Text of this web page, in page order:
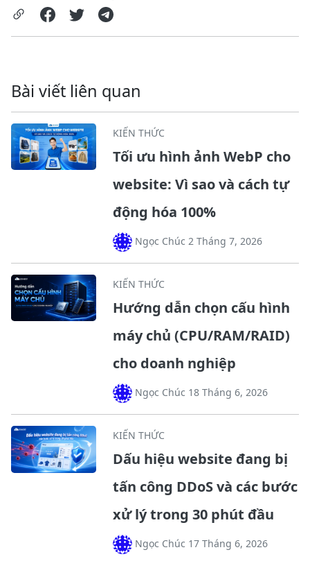
Bài viết liên quan
KIẾN THỨC
Tối ưu hình ảnh WebP cho
website: Vì sao và cách tự
động hóa 100%
Ngọc Chúc 2 Tháng 7, 2026
KIẾN THỨC
Hướng dẫn chọn cấu hình
máy chủ (CPU/RAM/RAID)
cho doanh nghiệp
Ngọc Chúc 18 Tháng 6, 2026
KIẾN THỨC
Dấu hiệu website đang bị
tấn công DDoS và các bước
xử lý trong 30 phút đầu
Ngọc Chúc 17 Tháng 6, 2026